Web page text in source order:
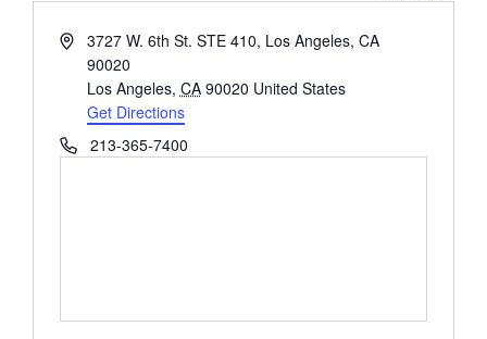
Address3727 W. 6th St. STE 410, Los Angeles, CA
90020
Los Angeles, CA 90020 United States
Get Directions
Phone213-365-7400